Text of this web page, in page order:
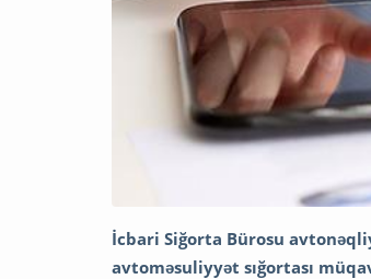
İcbari Siğorta Bürosu
avtoməsuliyyət sığortası